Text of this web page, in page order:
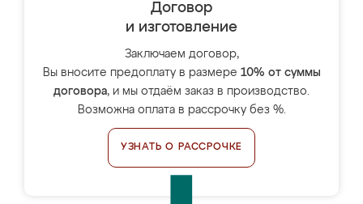
Договор
и изготовление
Заключаем договор,
Вы вносите предоплату в размере 10% от суммы
договора, и мы отдаём заказ в производство.
Возможна оплата в рассрочку без %.
УЗНАТЬ О РАССРОЧКЕ